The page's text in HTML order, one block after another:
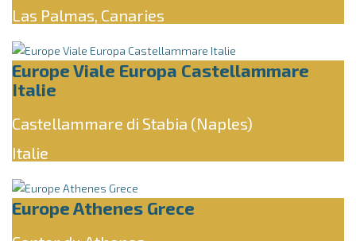
Las Palmas, Canaries
Europe Viale Europa Castellammare
Italie
Castellammare di Stabia (Naples)
Italie
Europe Athenes Grece